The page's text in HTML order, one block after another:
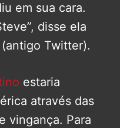
em sua cara.
disse ela
Twitter).
estaria
através das
vingança. Para